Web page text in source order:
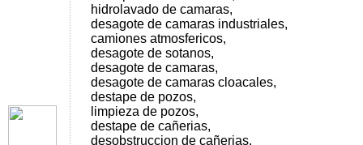
hidrolavado de camaras,
desagote de camaras industriales,
camiones atmosfericos,
desagote de sotanos,
desagote de camaras,
desagote de camaras cloacales,
destape de pozos,
limpieza de pozos,
destape de cañerias,
desobstruccion de cañerias,